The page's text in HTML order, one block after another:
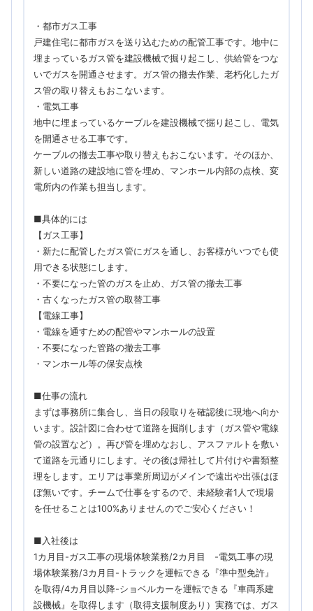
・都市ガス工事
戸建住宅に都市ガスを送り込むための配管工事です。地中に
埋まっているガス管を建設機械で掘り起こし、供給管をつな
いでガスを開通させます。ガス管の撤去作業、老朽化したガ
ス管の取り替えもおこないます。
・電気工事
地中に埋まっているケーブルを建設機械で掘り起こし、電気
を開通させる工事です。
ケーブルの撤去工事や取り替えもおこないます。そのほか、
新しい道路の建設地に管を埋め、マンホール内部の点検、変
電所内の作業も担当します。
■具体的には
【ガス工事】
・新たに配管したガス管にガスを通し、お客様がいつでも使
用できる状態にします。
・不要になった管のガスを止め、ガス管の撤去工事
・古くなったガス管の取替工事
【電線工事】
・電線を通すための配管やマンホールの設置
・不要になった管路の撤去工事
・マンホール等の保安点検
■仕事の流れ
まずは事務所に集合し、当日の段取りを確認後に現地へ向か
います。設計図に合わせて道路を掘削します（ガス管や電線
管の設置など）。再び管を埋めなおし、アスファルトを敷い
て道路を元通りにします。その後は帰社して片付けや書類整
理をします。エリアは事業所周辺がメインで遠出や出張はほ
ぼ無いです。チームで仕事をするので、未経験者1人で現場
を任せることは100%ありませんのでご安心ください！
■入社後は
1カ月目-ガス工事の現場体験業務/2カ月目 -電気工事の現
場体験業務/3カ月目-トラックを運転できる『準中型免許』
を取得/4カ月目以降-ショベルカーを運転できる『車両系建
設機械』を取得します（取得支援制度あり）実務では、ガス